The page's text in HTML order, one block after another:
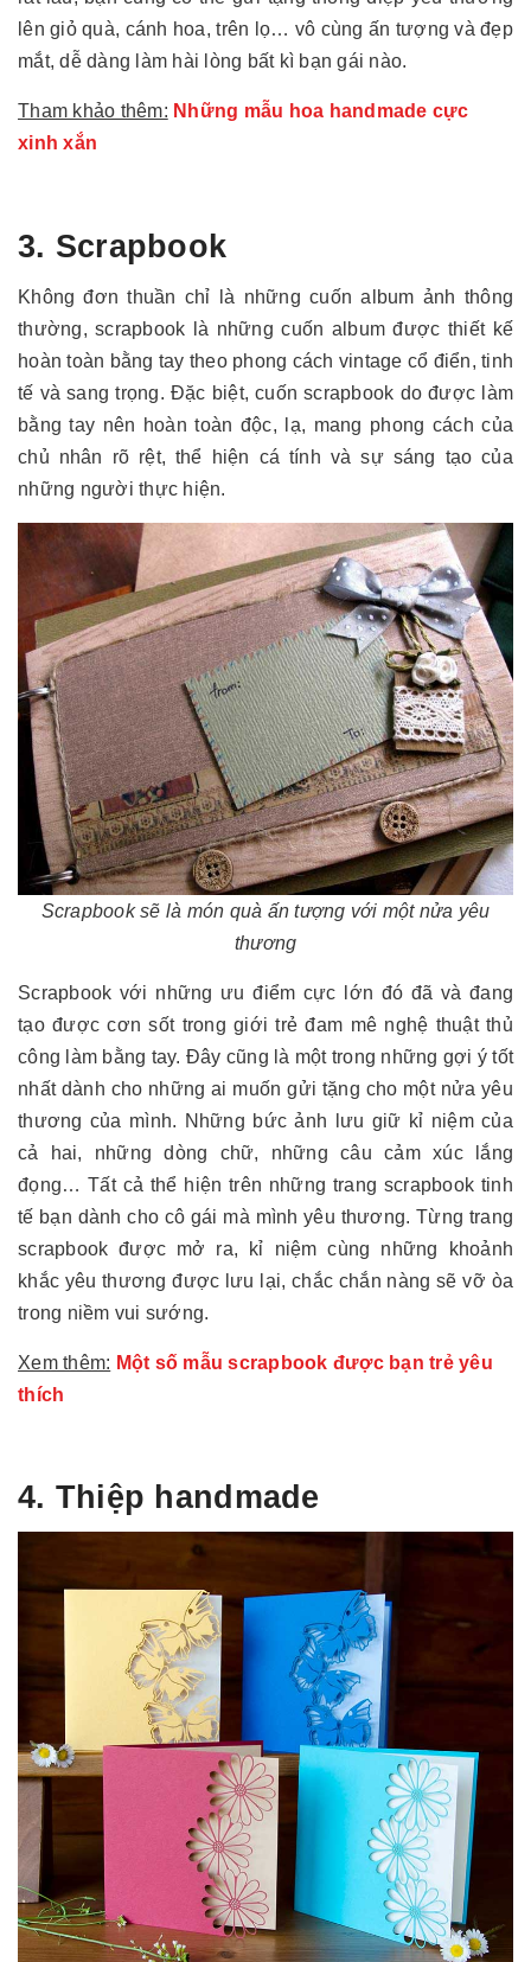
lên giỏ quà, cánh hoa, trên lọ… vô cùng ấn tượng và đẹp
mắt, dễ dàng làm hài lòng bất kì bạn gái nào.
Tham khảo thêm: Những mẫu hoa handmade cực
xinh xắn
3. Scrapbook
Không đơn thuần chỉ là những cuốn album ảnh thông
thường, scrapbook là những cuốn album được thiết kế
hoàn toàn bằng tay theo phong cách vintage cổ điển, tinh
tế và sang trọng. Đặc biệt, cuốn scrapbook do được làm
bằng tay nên hoàn toàn độc, lạ, mang phong cách của
chủ nhân rõ rệt, thể hiện cá tính và sự sáng tạo của
những người thực hiện.
Scrapbook sẽ là món quà ấn tượng với một nửa yêu
thương
Scrapbook với những ưu điểm cực lớn đó đã và đang
tạo được cơn sốt trong giới trẻ đam mê nghệ thuật thủ
công làm bằng tay. Đây cũng là một trong những gợi ý tốt
nhất dành cho những ai muốn gửi tặng cho một nửa yêu
thương của mình. Những bức ảnh lưu giữ kỉ niệm của
cả hai, những dòng chữ, những câu cảm xúc lắng
đọng… Tất cả thể hiện trên những trang scrapbook tinh
tế bạn dành cho cô gái mà mình yêu thương. Từng trang
scrapbook được mở ra, kỉ niệm cùng những khoảnh
khắc yêu thương được lưu lại, chắc chắn nàng sẽ vỡ òa
trong niềm vui sướng.
Xem thêm: Một số mẫu scrapbook được bạn trẻ yêu
thích
4. Thiệp handmade